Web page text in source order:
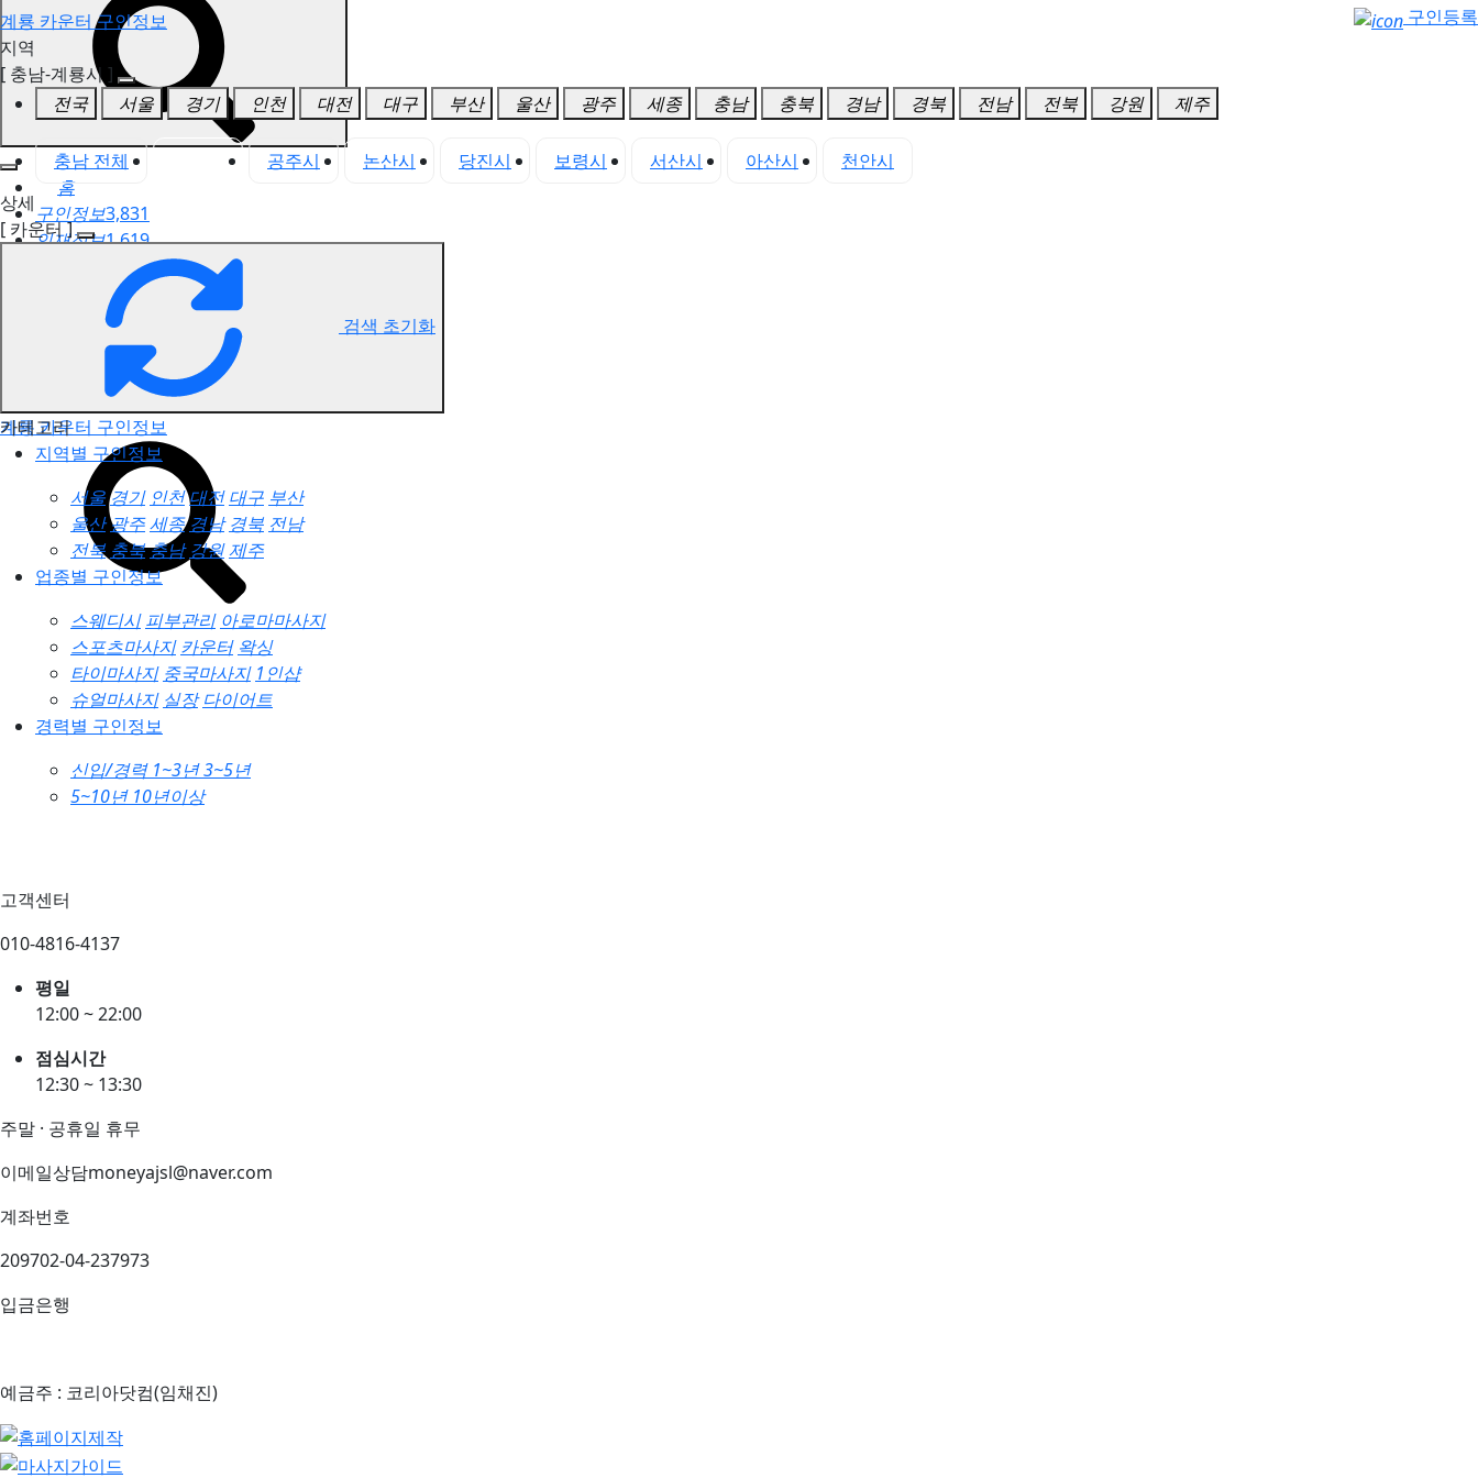
홈
구인정보3,831
인재정보1,619
고객센터
전국업체정보
마사지가이드
업체 서비스 관리
계룡 카운터 구인정보
계룡 카운터 구인정보
구인등록
지역
[ 충남-계룡시 ]
전국
서울 경기 인천 대전 대구 부산 울산 광주 세종 충남 충북 경남 경북 전남 전북 강원 제주
충남 전체 공주시 논산시 당진시 보령시 서산시 아산시
천안시
상세
[ 카운터 ]
검색 초기화
카테고리
지역별 구인정보
서울경기 인천대전 대구 부산
울산광주세종경남 경북 전남
전북 충북충남 강원제주
업종별 구인정보
스웨디시 피부관리 아로마마사지
스포츠마사지 카운터 왁싱
타이마사지 중국마사지 1인샵
슈얼마사지 실장 다이어트
경력별 구인정보
신입/경력 1~3년3~5년
5~10년 10년이상
고객센터
010-4816-4137
평일
12:00 ~ 22:00
점심시간
12:30 ~ 13:30
주말 · 공휴일 휴무
이메일상담moneyajsl@naver.com
계좌번호
209702-04-237973
입금은행
예금주 : 코리아닷컴(임채진)